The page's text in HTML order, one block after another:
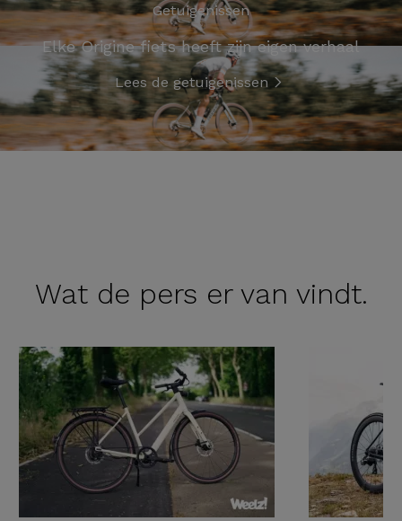
Getuigenissen
Elke Origine fiets heeft zijn eigen verhaal
Lees de getuigenissen
Wat de pers er van vindt.